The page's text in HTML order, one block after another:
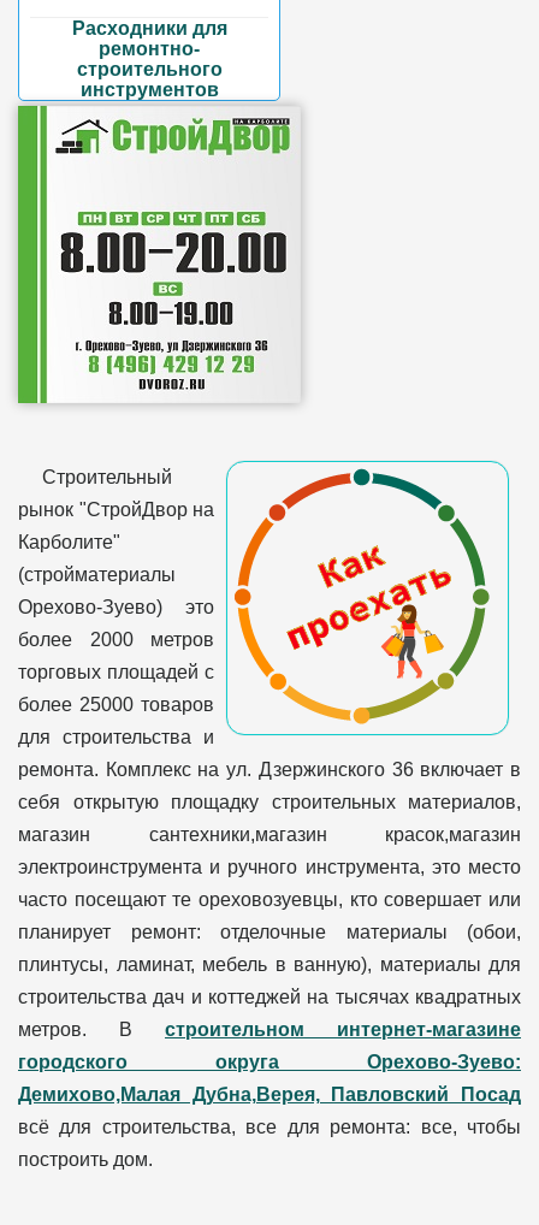
Расходники для
ремонтно-
строительного
инструментов
Строительный
рынок "СтройДвор на
Карболите"
(стройматериалы
Орехово-Зуево) это
более 2000 метров
торговых площадей с
более 25000 товаров
для строительства и
ремонта. Комплекс на ул. Дзержинского 36 включает в
себя открытую площадку строительных материалов,
магазин сантехники,магазин красок,магазин
электроинструмента и ручного инструмента, это место
часто посещают те ореховозуевцы, кто совершает или
планирует ремонт: отделочные материалы (обои,
плинтусы, ламинат, мебель в ванную), материалы для
строительства дач и коттеджей на тысячах квадратных
метров. В строительном интернет-магазине
городского округа Орехово-Зуево:
Демихово,Малая Дубна,Верея, Павловский Посад
всё для строительства, все для ремонта: все, чтобы
построить дом.